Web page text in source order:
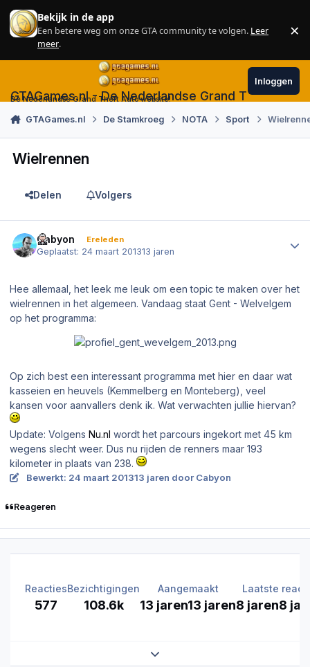
Skip to content
Bekijk in de app
Een betere weg om onze GTA community te volgen. Leer
meer.
×
GTAGames.nl - De Nederlandse Grand Theft Auto
De Nederlandse Grand Theft Auto website!
Inloggen
GTAGames.nl De Stamkroeg NOTA Sport
Wielrennen
Delen Volgers
Cabyon Ereleden
Geplaatst: 24 maart 201313 jaren
Hee allemaal, het leek me leuk om een topic te maken over het
wielrennen in het algemeen. Vandaag staat Gent - Welvelgem
op het programma:
Op zich best een interessant programma met hier en daar wat
kasseien en heuvels (Kemmelberg en Monteberg), veel
kansen voor aanvallers denk ik. Wat verwachten jullie hiervan?
Update: Volgens Nu.nl wordt het parcours ingekort met 45 km
wegens slecht weer. Dus nu rijden de renners maar 193
kilometer in plaats van 238.
Bewerkt: 24 maart 201313 jaren door Cabyon
Reageren
Reacties
577
Bezichtigingen
108.6k
Aangemaakt
13 jaren13 jaren
Laatste
8 jaren8
Expand topic overview